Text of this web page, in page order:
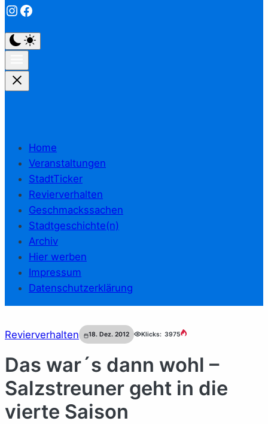
Instagram
Facebook
Home
Veranstaltungen
StadtTicker
Revierverhalten
Geschmackssachen
Stadtgeschichte(n)
Archiv
Hier werben
Impressum
Datenschutzerklärung
Revierverhalten 18. Dez. 2012 Klicks: 3975
Das war´s dann wohl –
Salzstreuner geht in die
vierte Saison